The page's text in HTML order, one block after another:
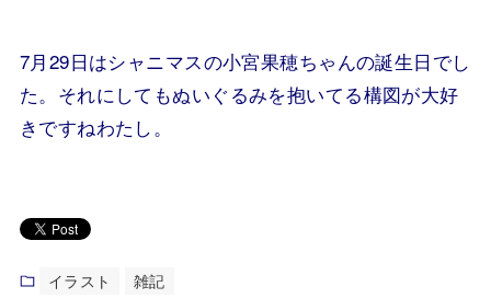
7月29日はシャニマスの小宮果穂ちゃんの誕生日でし
た。それにしてもぬいぐるみを抱いてる構図が大好
きですねわたし。
イラスト 雑記